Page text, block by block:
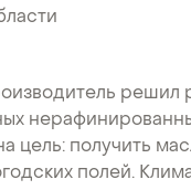
решил
цель: получить
полей.